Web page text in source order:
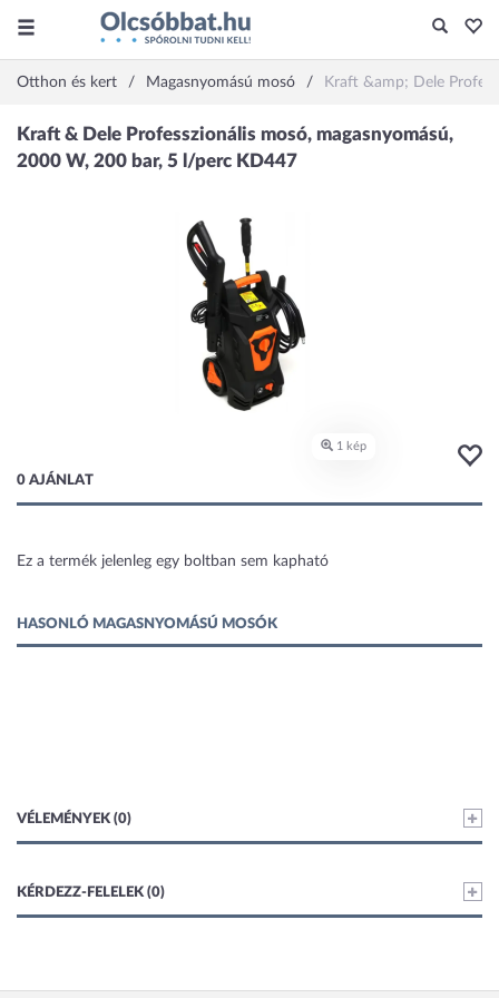
Otthon és kert Magasnyomású mosó Kraft &amp; Dele
0 AJÁNLAT
Ez a termék jelenleg egy boltban sem kapható
HASONLÓ MAGASNYOMÁSÚ MOSÓK
VÉLEMÉNYEK (0)
KÉRDEZZ-FELELEK (0)